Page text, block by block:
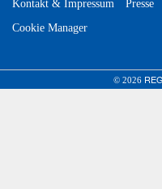
Kontakt & Impressum Presse
Cookie Manager
© 2026